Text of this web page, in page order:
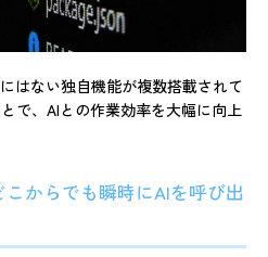
はない独自機能が複数搭載されて
で、AIとの作業効率を大幅に向上
からでも瞬時にAIを呼び出